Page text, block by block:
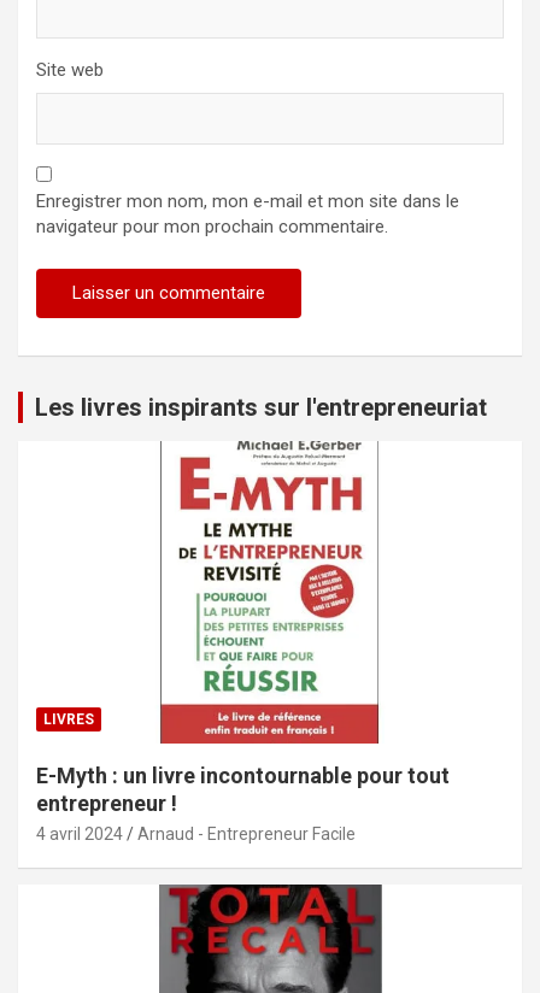
Site web
Enregistrer mon nom, mon e-mail et mon site dans le
navigateur pour mon prochain commentaire.
Les livres inspirants sur l'entrepreneuriat
LIVRES
E-Myth : un livre incontournable pour tout
entrepreneur !
4 avril 2024 Arnaud - Entrepreneur Facile